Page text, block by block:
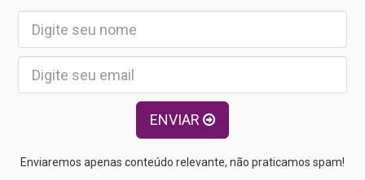
ENVIAR
Enviaremos apenas conteúdo relevante, não praticamos spam!